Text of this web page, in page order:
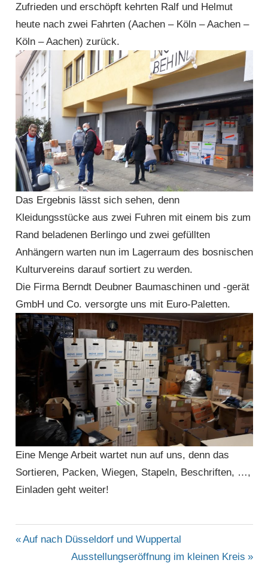
Zufrieden und erschöpft kehrten Ralf und Helmut
heute nach zwei Fahrten (Aachen – Köln – Aachen –
Köln – Aachen) zurück.
Das Ergebnis lässt sich sehen, denn
Kleidungsstücke aus zwei Fuhren mit einem bis zum
Rand beladenen Berlingo und zwei gefüllten
Anhängern warten nun im Lagerraum des bosnischen
Kulturvereins darauf sortiert zu werden.
Die Firma Berndt Deubner Baumaschinen und -gerät
GmbH und Co. versorgte uns mit Euro-Paletten.
Eine Menge Arbeit wartet nun auf uns, denn das
Sortieren, Packen, Wiegen, Stapeln, Beschriften, …,
Einladen geht weiter!
ALLGEMEIN
Beitragsnavigation
Vorheriger
Auf nach Düsseldorf und Wuppertal
Nächster
Ausstellungseröffnung im kleinen Kreis